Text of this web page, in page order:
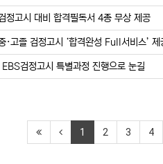
정고시 대비 합격필독서 4종 무상 제공
고졸 검정고시 ‘합격완성 Full서비스’ 제
검정고시 특별과정 진행으로 눈길
1 2 3 4